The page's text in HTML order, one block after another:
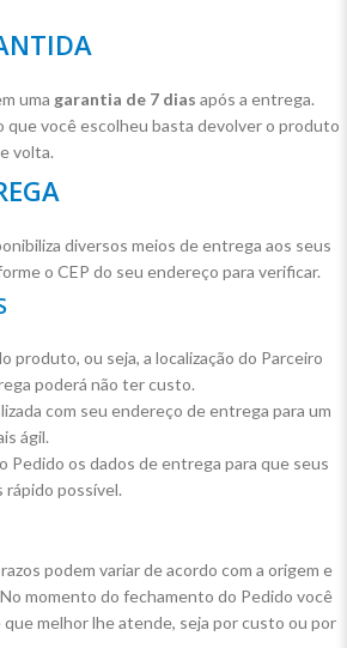
uma garantia de 7 dias após a entrega.
que você escolheu basta devolver o produto
volta.
diversos meios de entrega aos seus
o CEP do seu endereço para verificar.
produto, ou seja, a localização do Parceiro
poderá não ter custo.
com seu endereço de entrega para um
ágil.
Pedido os dados de entrega para que seus
rápido possível.
podem variar de acordo com a origem e
momento do fechamento do Pedido você
melhor lhe atende, seja por custo ou por